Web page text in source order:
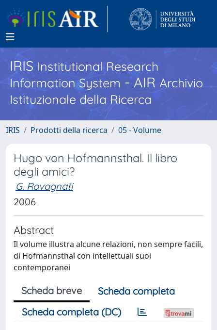
IRISInstitutional Research
Information System - AIR Archivio
Istituzionale della Ricerca
IRIS Prodotti della ricerca 05 - Volume
Hugo von Hofmannsthal. Il libro
degli amici?
G. Rovagnati
2006
Abstract
Il volume illustra alcune relazioni, non sempre facili,
di Hofmannsthal con intellettuali suoi
contemporanei
Scheda breve
Scheda completa
Scheda completa (DC)